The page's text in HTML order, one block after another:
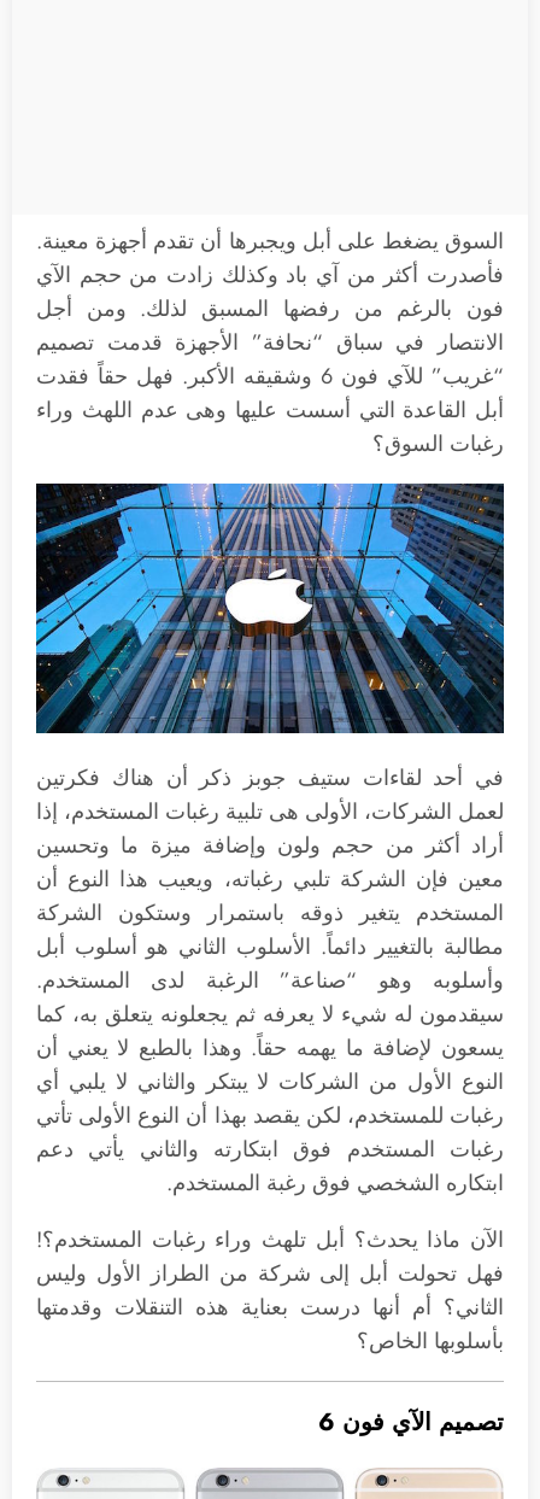
السوق يضغط على أبل ويجبرها أن تقدم أجهزة معينة.
فأصدرت أكثر من آي باد وكذلك زادت من حجم الآي
فون بالرغم من رفضها المسبق لذلك. ومن أجل
الانتصار في سباق “نحافة” الأجهزة قدمت تصميم
“غريب” للآي فون 6 وشقيقه الأكبر. فهل حقاً فقدت
أبل القاعدة التي أسست عليها وهى عدم اللهث وراء
رغبات السوق؟
في أحد لقاءات ستيف جوبز ذكر أن هناك فكرتين
لعمل الشركات، الأولى هى تلبية رغبات المستخدم، إذا
أراد أكثر من حجم ولون وإضافة ميزة ما وتحسين
معين فإن الشركة تلبي رغباته، ويعيب هذا النوع أن
المستخدم يتغير ذوقه باستمرار وستكون الشركة
مطالبة بالتغيير دائماً. الأسلوب الثاني هو أسلوب أبل
وأسلوبه وهو “صناعة” الرغبة لدى المستخدم.
سيقدمون له شيء لا يعرفه ثم يجعلونه يتعلق به، كما
يسعون لإضافة ما يهمه حقاً. وهذا بالطبع لا يعني أن
النوع الأول من الشركات لا يبتكر والثاني لا يلبي أي
رغبات للمستخدم، لكن يقصد بهذا أن النوع الأولى تأتي
رغبات المستخدم فوق ابتكارته والثاني يأتي دعم
ابتكاره الشخصي فوق رغبة المستخدم.
الآن ماذا يحدث؟ أبل تلهث وراء رغبات المستخدم؟!
فهل تحولت أبل إلى شركة من الطراز الأول وليس
الثاني؟ أم أنها درست بعناية هذه التنقلات وقدمتها
بأسلوبها الخاص؟
تصميم الآي فون 6